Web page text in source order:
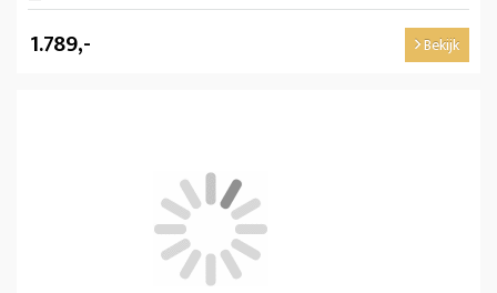
1.789,- Bekijk